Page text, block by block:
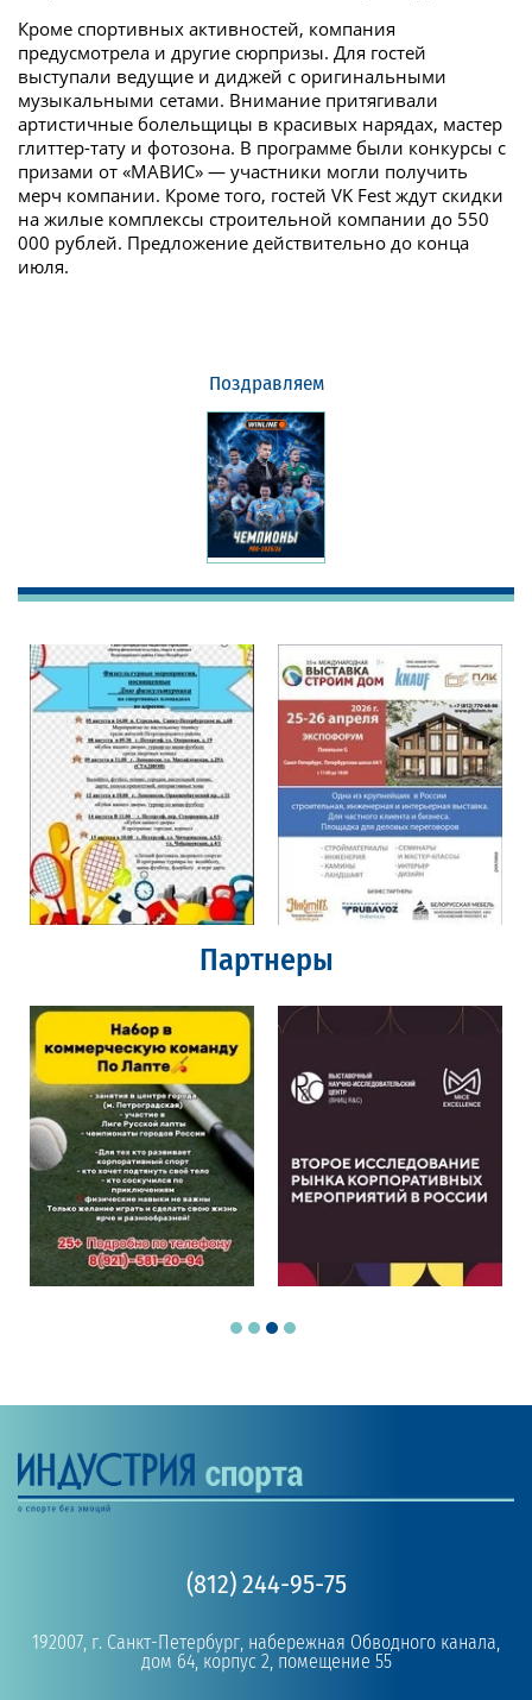
Кроме спортивных активностей, компания
предусмотрела и другие сюрпризы. Для гостей
выступали ведущие и диджей с оригинальными
музыкальными сетами. Внимание притягивали
артистичные болельщицы в красивых нарядах, мастер
глиттер-тату и фотозона. В программе были конкурсы с
призами от «МАВИС» — участники могли получить
мерч компании. Кроме того, гостей VK Fest ждут скидки
на жилые комплексы строительной компании до 550
000 рублей. Предложение действительно до конца
июля.
Поздравляем
Партнеры
(812) 244-95-75
192007, г. Санкт-Петербург, набережная Обводного канала,
дом 64, корпус 2, помещение 55